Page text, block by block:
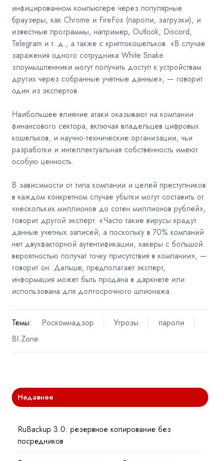
инфицированном компьютере через популярные
браузеры, как Chrome и FireFox (пароли, загрузки), и
известные программы, например, Outlook, Discord,
Telegram и т. д., а также с криптокошельков. «В случае
заражения одного сотрудника White Snake
злоумышленники могут получить доступ к устройствам
других через собранные учетные данные», — говорит
один из экспертов.
Наибольшее влияние атаки оказывают на компании
финансового сектора, включая владельцев цифровых
кошельков, и научно-технические организации, чьи
разработки и интеллектуальная собственность имеют
особую ценность.
В зависимости от типа компании и целей преступников
в каждом конкретном случае убытки могут составить от
«нескольких миллионов до сотен миллионов рублей»,
говорит другой эксперт. «Часто такие вирусы крадут
данные учетных записей, а поскольку в 70% компаний
нет двухфакторной аутентификации, хакеры с большой
вероятностью получат точку присутствия в компании», —
говорит он. Дальше, предполагает эксперт,
информация может быть продана в даркнете или
использована для долгосрочного шпионажа.
Темы: Роскомнадзор Угрозы
пароли
BI.Zone
Недавнее
RuBackup 3.0: резервное копирование без
посредников